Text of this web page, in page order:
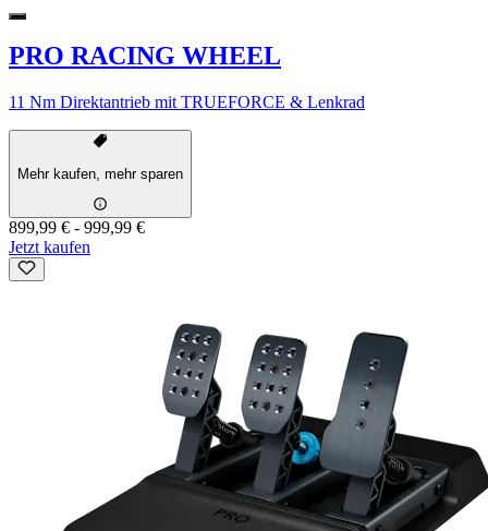
PRO RACING WHEEL
11 Nm Direktantrieb mit TRUEFORCE & Lenkrad
Mehr kaufen, mehr sparen
899,99 € - 999,99 €
Jetzt kaufen